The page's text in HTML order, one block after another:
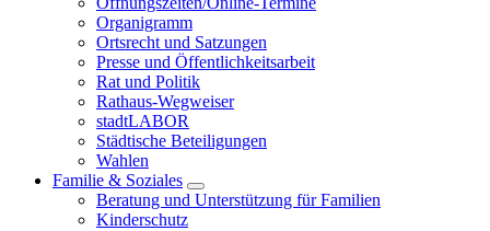
Organigramm
Ortsrecht und Satzungen
Presse und Öffentlichkeitsarbeit
Rat und Politik
Rathaus-Wegweiser
stadtLABOR
Städtische Beteiligungen
Wahlen
Familie & Soziales
Beratung und Unterstützung für Familien
Kinderschutz